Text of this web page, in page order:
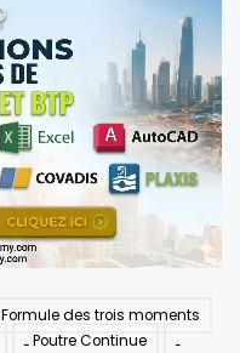
Formule des trois moments
Poutre Continue